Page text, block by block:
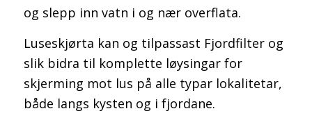
og slepp inn vatn i og nær overflata.
Luseskjørta kan og tilpassast Fjordfilter og
slik bidra til komplette løysingar for
skjerming mot lus på alle typar lokalitetar,
både langs kysten og i fjordane.